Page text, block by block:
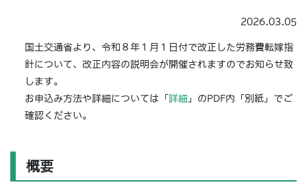
2026.03.05
国土交通省より、令和８年１月１日付で改正した労務費転嫁指
針について、改正内容の説明会が開催されますのでお知らせ致
します。
お申込み方法や詳細については「 詳細 」のPDF内「別紙」でご
確認ください。
概要